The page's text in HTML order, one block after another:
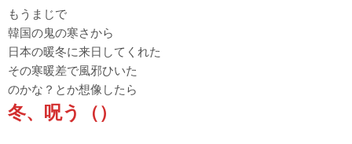
もうまじで
韓国の鬼の寒さから
日本の暖冬に来日してくれた
その寒暖差で風邪ひいた
のかな？とか想像したら
冬、呪う（）